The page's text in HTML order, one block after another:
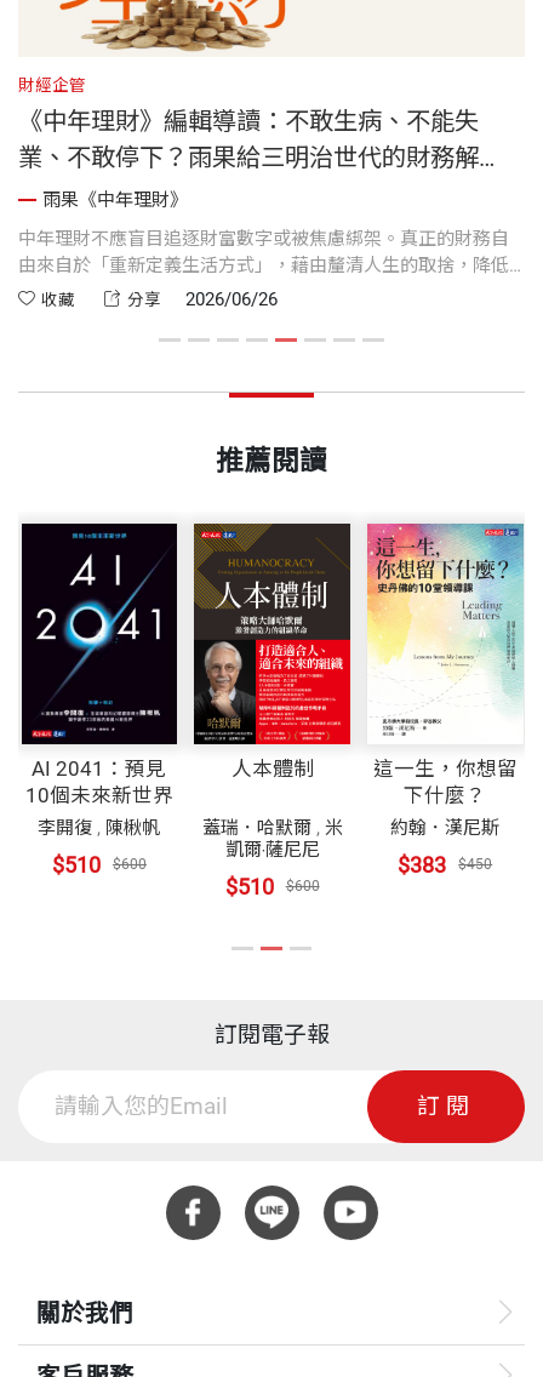
財經企管
《中年理財》編輯導讀：不敢生病、不能失
業、不敢停下？雨果給三明治世代的財務解
方，找回人生的選擇權！
雨果《中年理財》
中年理財不應盲目追逐財富數字或被焦慮綁架。真正的財務自
由來自於「重新定義生活方式」，藉由釐清人生的取捨，降低
財務門檻，並搭配低成本、穩健的「指數化投資」，以拿回人
收藏 分享 2026/06/26
推薦閱讀
AI 2041：預見
10個未來新世界
李開復 , 陳楸帆
$510 $600
人本體制
蓋瑞．哈默爾, 米
凱爾‧薩尼尼
$510 $600
這一生，你想留
下什麼？
約翰．漢尼斯
$383 $450
訂閱電子報
訂閱
關於我們